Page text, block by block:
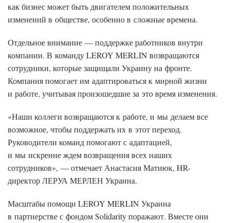
как бизнес может быть двигателем положительных
изменений в обществе, особенно в сложные времена.
Отдельное внимание — поддержке работников внутри
компании. В команду LEROY MERLIN возвращаются
сотрудники, которые защищали Украину на фронте.
Компания помогает им адаптироваться к мирной жизни
и работе, учитывая произошедшие за это время изменения.
«Наши коллеги возвращаются к работе, и мы делаем все
возможное, чтобы поддержать их в этот переход.
Руководители команд помогают с адаптацией,
и мы искренне ждем возвращения всех наших
сотрудников», — отмечает Анастасия Матиюк, HR-
директор ЛЕРУА МЕРЛЕН Украина.
Масштабы помощи LEROY MERLIN Украина
в партнерстве с фондом Solidarity поражают. Вместе они